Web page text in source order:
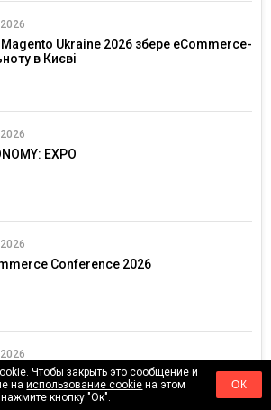
Magento Ukraine 2026 збере eCommerce-
в Києві
EXPO
Conference 2026
2.0
Чтобы закрыть это сообщение и
наиспользование cookie на этом
кнопку "Ок".
ОК